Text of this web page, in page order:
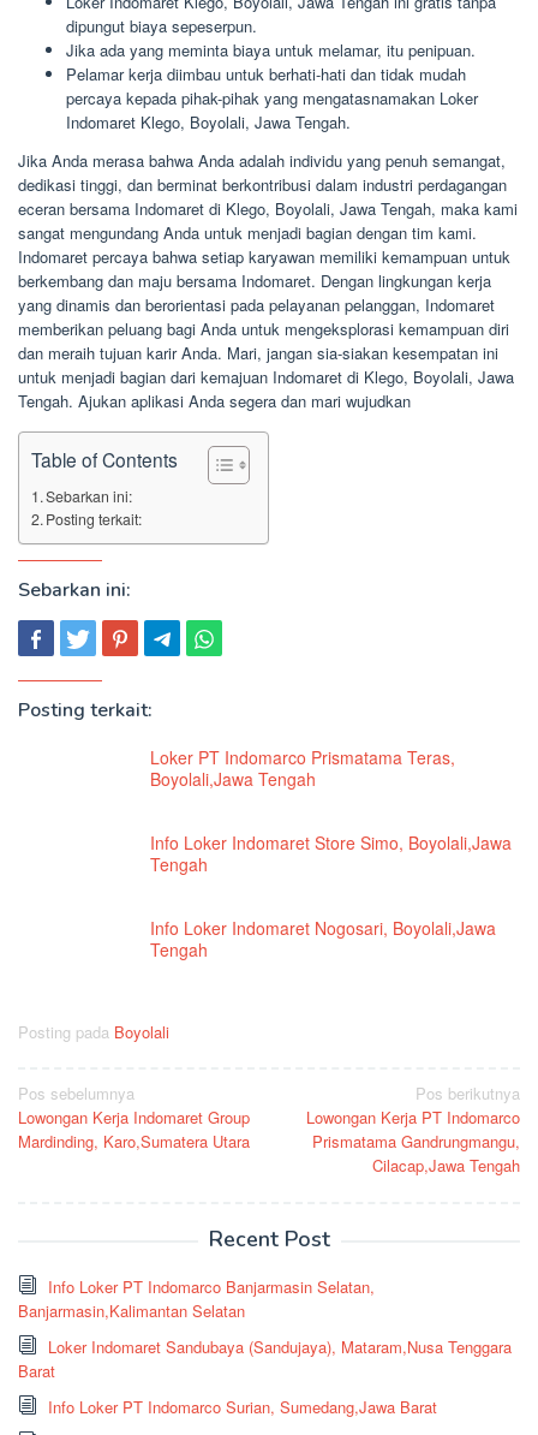
dipungut biaya sepeserpun.
Jika ada yang meminta biaya untuk melamar, itu penipuan.
Pelamar kerja diimbau untuk berhati-hati dan tidak mudah
percaya kepada pihak-pihak yang mengatasnamakan Loker
Indomaret Klego, Boyolali, Jawa Tengah.
Jika Anda merasa bahwa Anda adalah individu yang penuh semangat,
dedikasi tinggi, dan berminat berkontribusi dalam industri perdagangan
eceran bersama Indomaret di Klego, Boyolali, Jawa Tengah, maka kami
sangat mengundang Anda untuk menjadi bagian dengan tim kami.
Indomaret percaya bahwa setiap karyawan memiliki kemampuan untuk
berkembang dan maju bersama Indomaret. Dengan lingkungan kerja
yang dinamis dan berorientasi pada pelayanan pelanggan, Indomaret
memberikan peluang bagi Anda untuk mengeksplorasi kemampuan diri
dan meraih tujuan karir Anda. Mari, jangan sia-siakan kesempatan ini
untuk menjadi bagian dari kemajuan Indomaret di Klego, Boyolali, Jawa
Tengah. Ajukan aplikasi Anda segera dan mari wujudkan
Table of Contents
Sebarkan ini:
Posting terkait:
Sebarkan ini:
Posting terkait:
Loker PT Indomarco Prismatama Teras,
Boyolali,Jawa Tengah
Info Loker Indomaret Store Simo, Boyolali,Jawa
Tengah
Info Loker Indomaret Nogosari, Boyolali,Jawa
Tengah
Posting pada Boyolali
Navigasi
pos
Pos sebelumnya
Lowongan Kerja Indomaret Group
Mardinding, Karo,Sumatera Utara
Pos berikutnya
Lowongan Kerja PT Indomarco
Prismatama Gandrungmangu,
Cilacap,Jawa Tengah
Recent Post
Info Loker PT Indomarco Banjarmasin Selatan,
Banjarmasin,Kalimantan Selatan
Loker Indomaret Sandubaya (Sandujaya), Mataram,Nusa Tenggara
Barat
Info Loker PT Indomarco Surian, Sumedang,Jawa Barat